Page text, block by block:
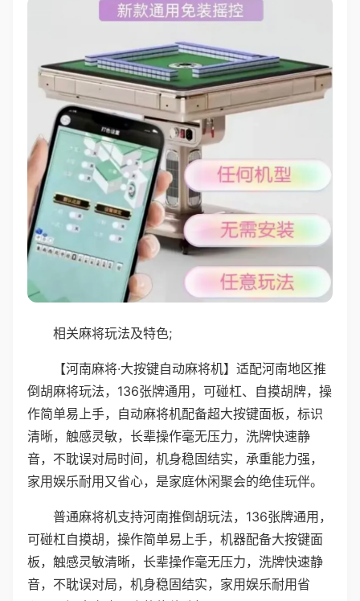
相关麻将玩法及特色;
【河南麻将·大按键自动麻将机】适配河南地区推
倒胡麻将玩法，136张牌通用，可碰杠、自摸胡牌，操
作简单易上手，自动麻将机配备超大按键面板，标识
清晰，触感灵敏，长辈操作毫无压力，洗牌快速静
音，不耽误对局时间，机身稳固结实，承重能力强，
家用娱乐耐用又省心，是家庭休闲聚会的绝佳玩伴。
普通麻将机支持河南推倒胡玩法，136张牌通用，
可碰杠自摸胡，操作简单易上手，机器配备大按键面
板，触感灵敏清晰，长辈操作毫无压力，洗牌快速静
音，不耽误对局，机身稳固结实，家用娱乐耐用省